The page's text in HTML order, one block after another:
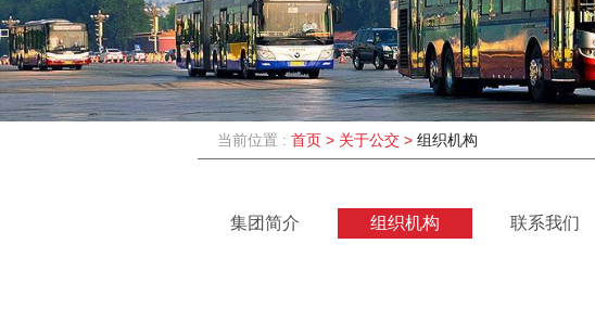
当前位置 : 首页 > 关于公交 > 组织机构
集团简介 组织机构 联系我们